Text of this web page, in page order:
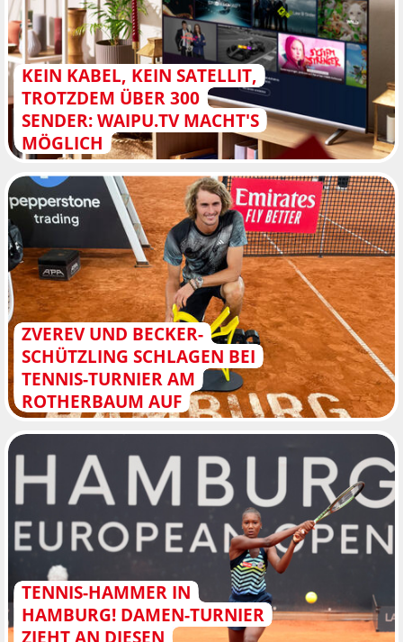
KEIN KABEL, KEIN SATELLIT,
TROTZDEM ÜBER 300
SENDER: WAIPU.TV MACHT'S
MÖGLICH
ZVEREV UND BECKER-
SCHÜTZLING SCHLAGEN BEI
TENNIS-TURNIER AM
ROTHERBAUM AUF
TENNIS-HAMMER IN
HAMBURG! DAMEN-TURNIER
ZIEHT AN DIESEN